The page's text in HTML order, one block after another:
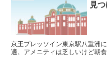
見
京王プレッソイン東京駅八重洲
適。アメニティは乏しいけど朝